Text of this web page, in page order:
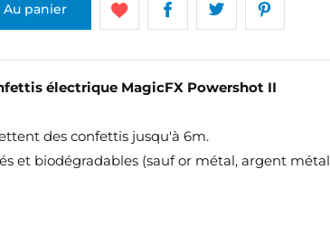
Au panier
électrique MagicFX Powershot II
des confettis jusqu'à 6m.
et biodégradables (sauf or métal, argent